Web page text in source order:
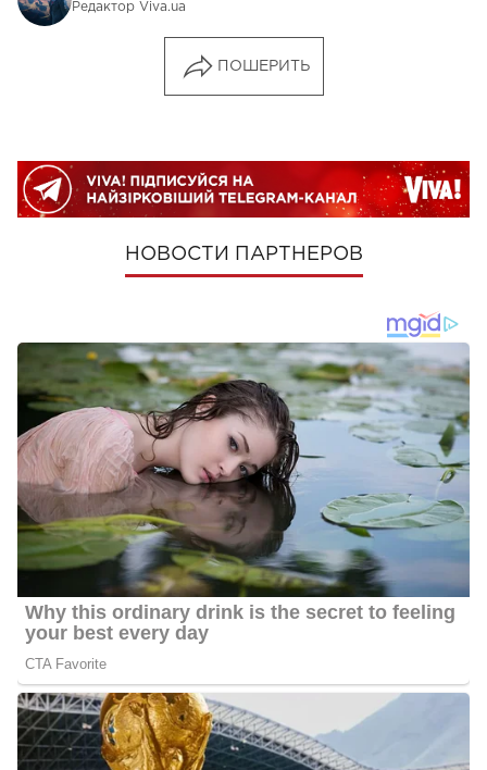
Редактор Viva.ua
ПОШЕРИТЬ
НОВОСТИ ПАРТНЕРОВ